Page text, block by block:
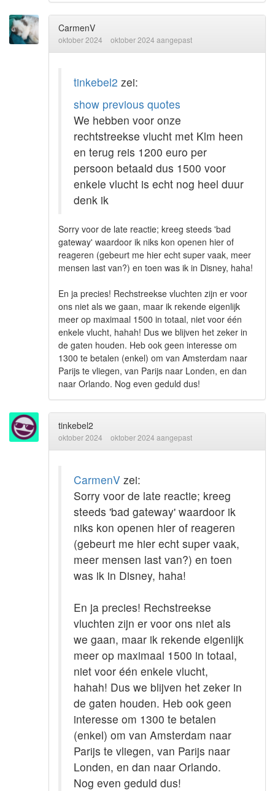
CarmenV
oktober 2024 oktober 2024 aangepast
tinkebel2 zei:
show previous quotes
We hebben voor onze
rechtstreekse vlucht met Klm heen
en terug reis 1200 euro per
persoon betaald dus 1500 voor
enkele vlucht is echt nog heel duur
denk ik
Sorry voor de late reactie; kreeg steeds 'bad
gateway' waardoor ik niks kon openen hier of
reageren (gebeurt me hier echt super vaak, meer
mensen last van?) en toen was ik in Disney, haha!
En ja precies! Rechstreekse vluchten zijn er voor
ons niet als we gaan, maar ik rekende eigenlijk
meer op maximaal 1500 in totaal, niet voor één
enkele vlucht, hahah! Dus we blijven het zeker in
de gaten houden. Heb ook geen interesse om
1300 te betalen (enkel) om van Amsterdam naar
Parijs te vliegen, van Parijs naar Londen, en dan
naar Orlando. Nog even geduld dus!
tinkebel2
oktober 2024 oktober 2024 aangepast
CarmenV zei:
Sorry voor de late reactie; kreeg
steeds 'bad gateway' waardoor ik
niks kon openen hier of reageren
(gebeurt me hier echt super vaak,
meer mensen last van?) en toen
was ik in Disney, haha!
En ja precies! Rechstreekse
vluchten zijn er voor ons niet als
we gaan, maar ik rekende eigenlijk
meer op maximaal 1500 in totaal,
niet voor één enkele vlucht,
hahah! Dus we blijven het zeker in
de gaten houden. Heb ook geen
interesse om 1300 te betalen
(enkel) om van Amsterdam naar
Parijs te vliegen, van Parijs naar
Londen, en dan naar Orlando.
Nog even geduld dus!